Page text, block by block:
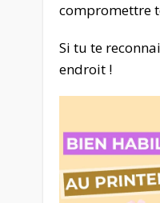
compromettre
Si tu te
endroit !